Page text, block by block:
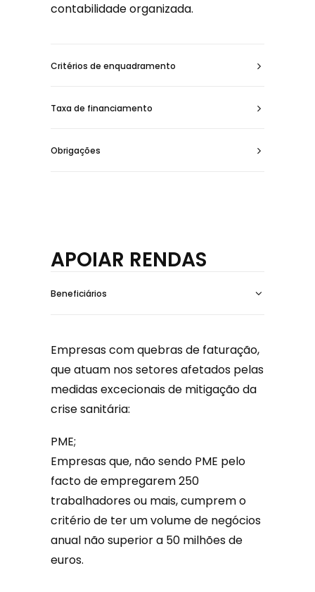
contabilidade organizada.
Critérios de enquadramento
Taxa de financiamento
Obrigações
APOIAR RENDAS
Beneficiários
Empresas com quebras de faturação,
que atuam nos setores afetados pelas
medidas excecionais de mitigação da
crise sanitária:
PME;
Empresas que, não sendo PME pelo
facto de empregarem 250
trabalhadores ou mais, cumprem o
critério de ter um volume de negócios
anual não superior a 50 milhões de
euros.